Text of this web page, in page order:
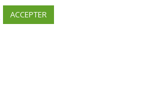
ACCEPTER